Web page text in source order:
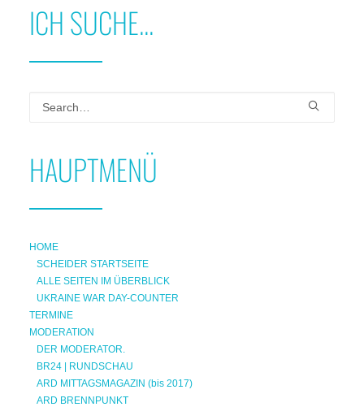
ICH SUCHE...
HAUPTMENÜ
HOME
SCHEIDER STARTSEITE
ALLE SEITEN IM ÜBERBLICK
UKRAINE WAR DAY-COUNTER
TERMINE
MODERATION
DER MODERATOR.
BR24 | RUNDSCHAU
ARD MITTAGSMAGAZIN (bis 2017)
ARD BRENNPUNKT